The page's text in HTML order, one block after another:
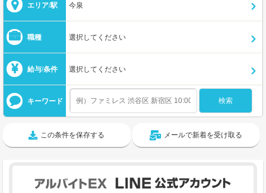
エリア/駅 今泉
職種 選択してください
給与/条件 選択してください
キーワード
この条件を保存する メールで新着を受け取る